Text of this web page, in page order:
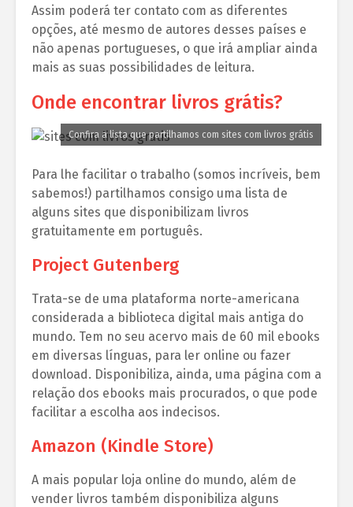
Assim poderá ter contato com as diferentes
opções, até mesmo de autores desses países e
não apenas portugueses, o que irá ampliar ainda
mais as suas possibilidades de leitura.
Onde encontrar livros grátis?
Confira a lista que partilhamos com sites com livros grátis
Para lhe facilitar o trabalho (somos incríveis, bem
sabemos!) partilhamos consigo uma lista de
alguns sites que disponibilizam livros
gratuitamente em português.
Project Gutenberg
Trata-se de uma plataforma norte-americana
considerada a biblioteca digital mais antiga do
mundo. Tem no seu acervo mais de 60 mil ebooks
em diversas línguas, para ler online ou fazer
download. Disponibiliza, ainda, uma página com a
relação dos ebooks mais procurados, o que pode
facilitar a escolha aos indecisos.
Amazon (Kindle Store)
A mais popular loja online do mundo, além de
vender livros também disponibiliza alguns